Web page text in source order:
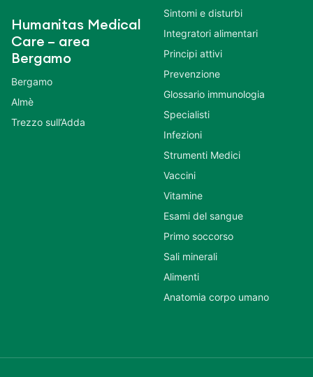
Humanitas Medical
Care – area
Bergamo
Bergamo
Almè
Trezzo sull’Adda
Sintomi e disturbi
Integratori alimentari
Principi attivi
Prevenzione
Glossario immunologia
Specialisti
Infezioni
Strumenti Medici
Vaccini
Vitamine
Esami del sangue
Primo soccorso
Sali minerali
Alimenti
Anatomia corpo umano